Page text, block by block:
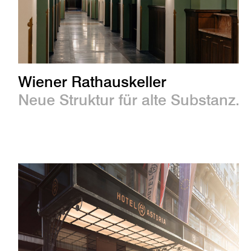
Wiener Rathauskeller
Neue Struktur für alte Substanz.